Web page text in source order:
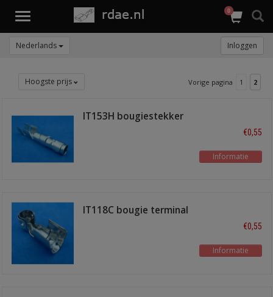
Toggle
0
Nederlands Inloggen
Hoogste prijs Vorige pagina 1 2
IT153H bougiestekker
€0,55
Informatie
IT118C bougie terminal
€0,55
Informatie